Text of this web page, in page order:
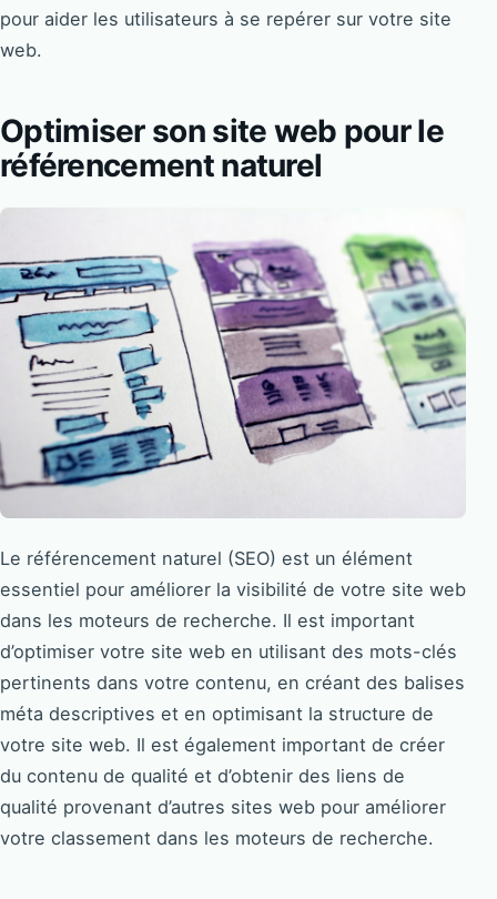
pour aider les utilisateurs à se repérer sur votre site
web.
Optimiser son site web pour le
référencement naturel
Le référencement naturel (SEO) est un élément
essentiel pour améliorer la visibilité de votre site web
dans les moteurs de recherche. Il est important
d’optimiser votre site web en utilisant des mots-clés
pertinents dans votre contenu, en créant des balises
méta descriptives et en optimisant la structure de
votre site web. Il est également important de créer
du contenu de qualité et d’obtenir des liens de
qualité provenant d’autres sites web pour améliorer
votre classement dans les moteurs de recherche.